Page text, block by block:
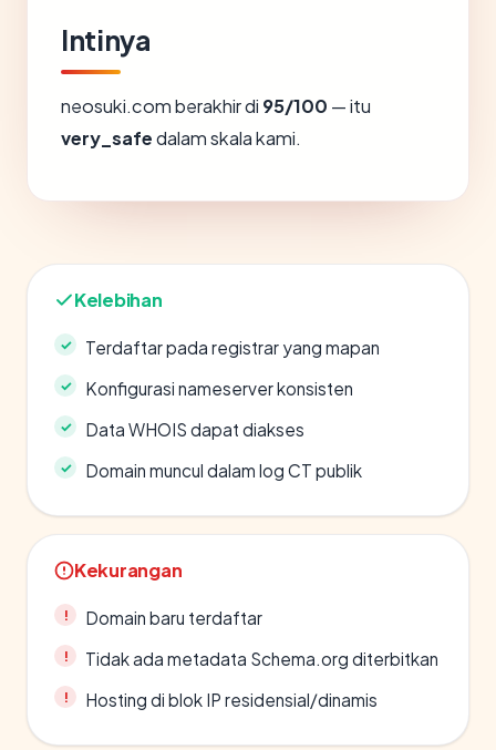
Intinya
neosuki.com berakhir di 95/100 — itu
very_safedalam skala kami.
Kelebihan
Terdaftar pada registrar yang mapan
Konfigurasi nameserver konsisten
Data WHOIS dapat diakses
Domain muncul dalam log CT publik
Kekurangan
Domain baru terdaftar
Tidak ada metadata Schema.org diterbitkan
Hosting di blok IP residensial/dinamis